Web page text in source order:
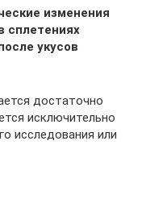
изменения
сплетениях
укусов
достаточно
исключительно
исследования или